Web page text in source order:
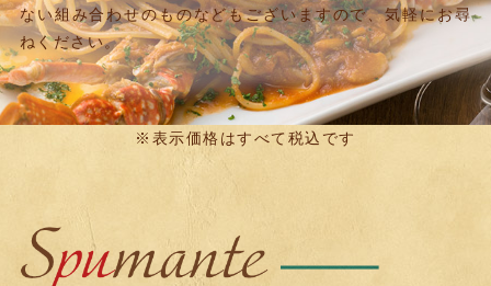
ない組み合わせのものなどもございますので、気軽にお尋
ねください。
※表示価格はすべて税込です